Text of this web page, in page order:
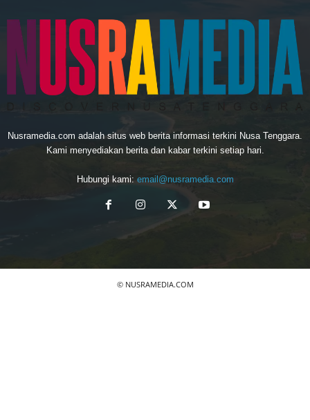
Nusramedia.com adalah situs web berita informasi terkini Nusa Tenggara.
Kami menyediakan berita dan kabar terkini setiap hari.
Hubungi kami: email@nusramedia.com
© NUSRAMEDIA.COM